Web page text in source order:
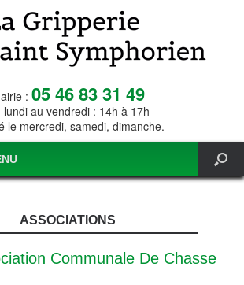
: 05 46 83 31 49
lundi au vendredi : 14h à 17h
le mercredi, samedi, dimanche.
ASSOCIATIONS
Communale De Chasse